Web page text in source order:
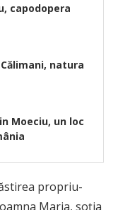
capodopera
natura
Moeciu, un loc
propriu-
Maria, soția